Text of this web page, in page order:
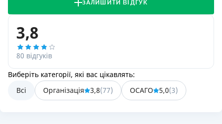
ЗАЛИШИТИ ВІДГУК
3,8
80 відгуків
Виберіть категорії, які вас цікавлять:
Всі
Організація 3,8(77) ОСАГО 5,0(3)